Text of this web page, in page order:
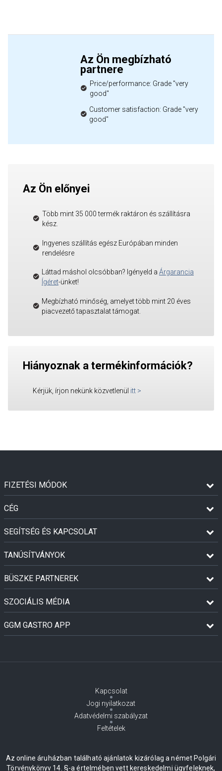
Az Ön megbízható
partnere
Price/performance: Grade "very
good"
Customer satisfaction: Grade "very
good"
Az Ön előnyei
Több mint 35 000 termék raktáron és szállításra
kész.
Ingyenes szállítás egész Európában minden
rendelésre
Láttad máshol olcsóbban? Igényeld a Árgarancia
Ígéret-ünket!
Megbízható minőség, amelyet több mint 20 éves
piacvezető tapasztalat támogat.
Hiányoznak a termékinformációk?
Kérjük, írjon nekünk közvetlenül itt >
FIZETÉSI MÓDOK
CÉG
SEGÍTSÉG ÉS KAPCSOLAT
TANÚSÍTVÁNYOK
BÜSZKE PARTNEREK
SZOCIÁLIS MÉDIA
GGM GASTRO APP
Kapcsolat
Jogi nyilatkozat
Adatvédelmi szabályzat
Feltételek
Az online áruházban található ajánlatok kizárólag a német Polgári
Törvénykönyv 14. §-a értelmében vett kereskedelmi ügyfeleknek,